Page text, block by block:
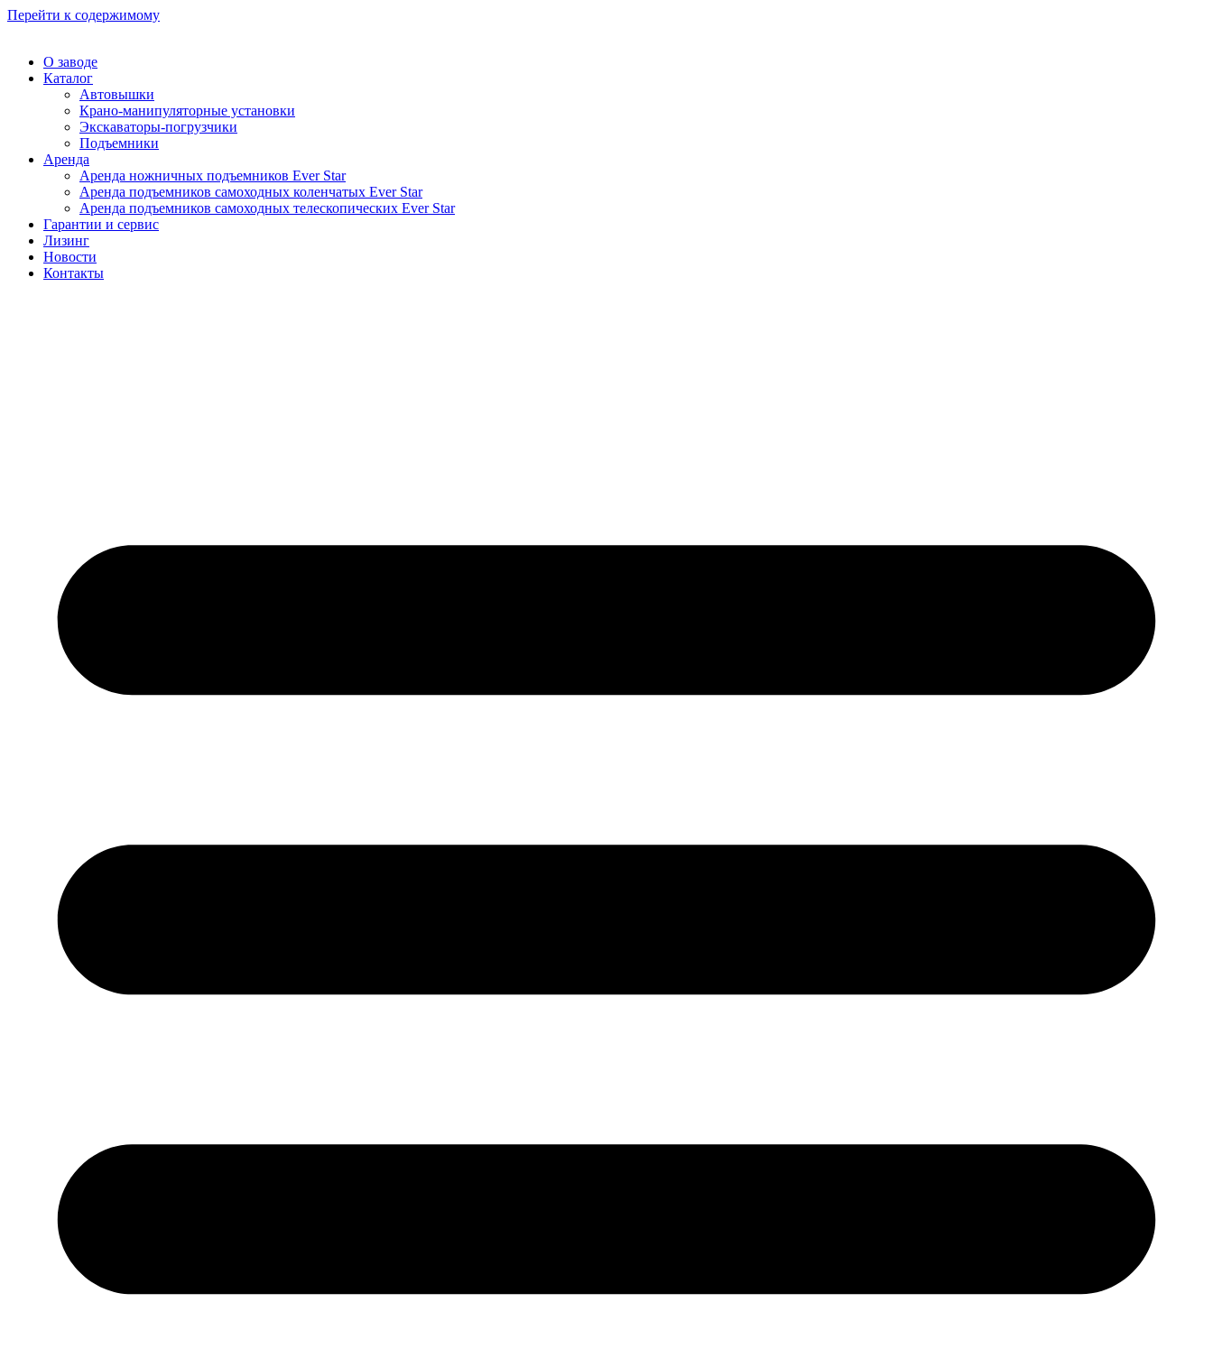
Перейти к содержимому
О заводе
Каталог
Автовышки
Крано-манипуляторные установки
Экскаваторы-погрузчики
Подъемники
Аренда
Аренда ножничных подъемников Ever Star
Аренда подъемников самоходных коленчатых Ever Star
Аренда подъемников самоходных телескопических Ever Star
Гарантии и сервис
Лизинг
Новости
Контакты